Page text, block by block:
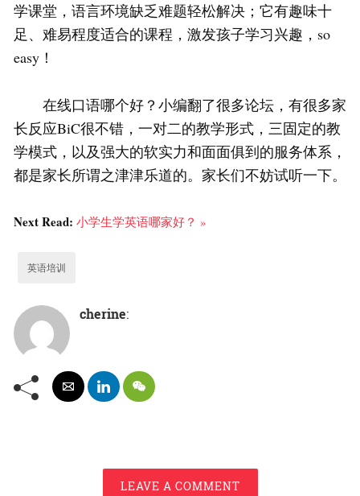
学课堂，语言环境缺乏难题轻松解决；它有趣味十
足、难易程度适合的课程，激发孩子学习兴趣，so
easy！
在线口语哪个好？小编翻了很多论坛，有很多家
长反应BiC很不错，一对二的教学形式，三固定的教
学模式，以及强大的软实力和面面俱到的服务体系，
都是家长所谓之津津乐道的。家长们不妨试听一下。
Next Read: 小学生学英语哪家好？ »
英语培训
cherine:
LEAVE A COMMENT